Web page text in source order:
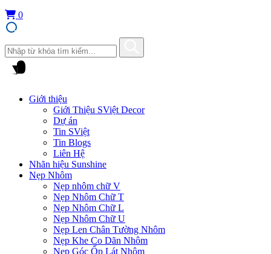
0
Giới thiệu
Giới Thiệu SViệt Decor
Dự án
Tin SViệt
Tin Blogs
Liên Hệ
Nhãn hiệu Sunshine
Nẹp Nhôm
Nẹp nhôm chữ V
Nẹp Nhôm Chữ T
Nẹp Nhôm Chữ L
Nẹp Nhôm Chữ U
Nẹp Len Chân Tường Nhôm
Nẹp Khe Co Dãn Nhôm
Nẹp Góc Ốp Lát Nhôm